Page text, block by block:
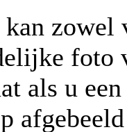
zowel
foto
als u